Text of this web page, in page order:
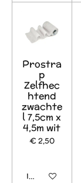
Prostra
p
Zelfhec
htend
zwachte
l 7,5cm x
4,5m wit
€ 2,50
In winkelwagen